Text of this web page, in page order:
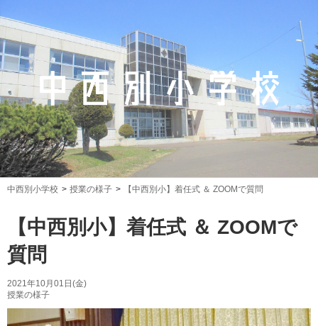
中西別小学校 授業の様子 【中西別小】着任式 ＆ ZOOMで質問
【中西別小】着任式 ＆ ZOOMで
質問
2021年10月01日(金)
授業の様子